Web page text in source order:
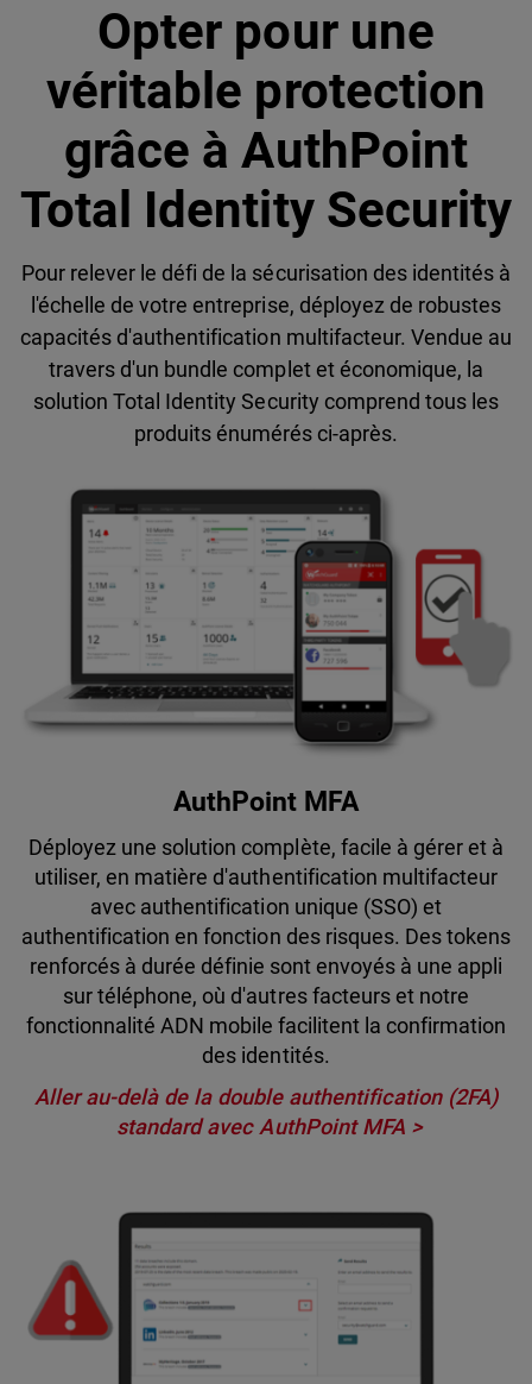
Opter pour une
véritable protection
grâce à AuthPoint
Total Identity Security
Pour relever le défi de la sécurisation des identités à
l'échelle de votre entreprise, déployez de robustes
capacités d'authentification multifacteur. Vendue au
travers d'un bundle complet et économique, la
solution Total Identity Security comprend tous les
produits énumérés ci-après.
AuthPoint MFA
Déployez une solution complète, facile à gérer et à
utiliser, en matière d'authentification multifacteur
avec authentification unique (SSO) et
authentification en fonction des risques. Des tokens
renforcés à durée définie sont envoyés à une appli
sur téléphone, où d'autres facteurs et notre
fonctionnalité ADN mobile facilitent la confirmation
des identités.
Aller au-delà de la double authentification (2FA)
standard avec AuthPoint MFA